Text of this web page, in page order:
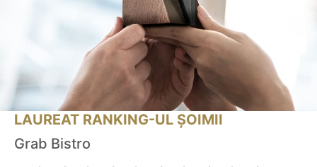
LAUREAT RANKING-UL ȘOIMII
Grab Bistro